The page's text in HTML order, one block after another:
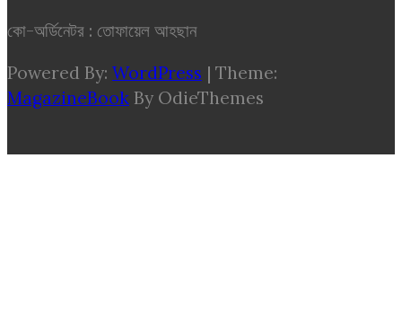
কো-অর্ডিনেটর : তোফায়েল আহছান
Powered By: WordPress | Theme:
MagazineBook By OdieThemes